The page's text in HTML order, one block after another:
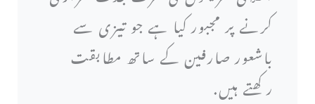
کرنے پر مجبور کیا ہے جو تیزی سے
باشعور صارفین کے ساتھ مطابقت
رکھتے ہیں.